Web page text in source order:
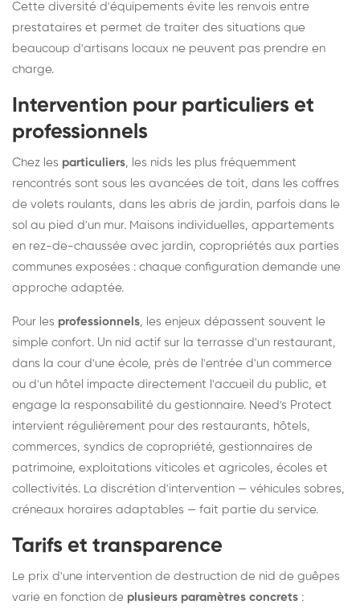
Cette diversité d'équipements évite les renvois entre
prestataires et permet de traiter des situations que
beaucoup d'artisans locaux ne peuvent pas prendre en
charge.
Intervention pour particuliers et
professionnels
Chez les particuliers, les nids les plus fréquemment
rencontrés sont sous les avancées de toit, dans les coffres
de volets roulants, dans les abris de jardin, parfois dans le
sol au pied d'un mur. Maisons individuelles, appartements
en rez-de-chaussée avec jardin, copropriétés aux parties
communes exposées : chaque configuration demande une
approche adaptée.
Pour les professionnels, les enjeux dépassent souvent le
simple confort. Un nid actif sur la terrasse d'un restaurant,
dans la cour d'une école, près de l'entrée d'un commerce
ou d'un hôtel impacte directement l'accueil du public, et
engage la responsabilité du gestionnaire. Need's Protect
intervient régulièrement pour des restaurants, hôtels,
commerces, syndics de copropriété, gestionnaires de
patrimoine, exploitations viticoles et agricoles, écoles et
collectivités. La discrétion d'intervention — véhicules sobres,
créneaux horaires adaptables — fait partie du service.
Tarifs et transparence
Le prix d'une intervention de destruction de nid de guêpes
varie en fonction de plusieurs paramètres concrets :